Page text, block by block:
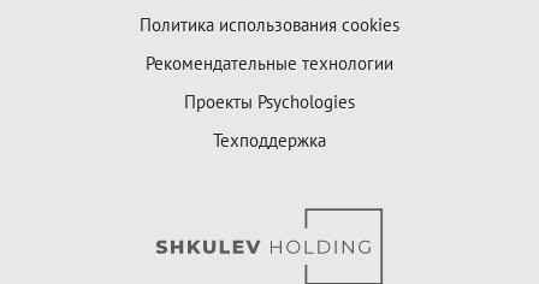
Политика использования cookies
Рекомендательные технологии
Проекты Psychologies
Техподдержка